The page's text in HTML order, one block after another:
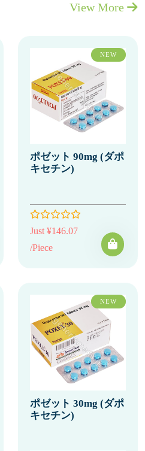
View More
NEW
ポゼット 90mg (ダポ
キセチン)
Just ¥146.07
/Piece
NEW
ポゼット 30mg (ダポ
キセチン)